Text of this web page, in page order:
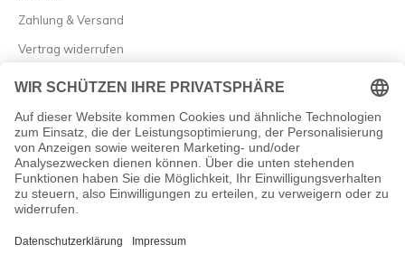
Zahlung & Versand
Vertrag widerrufen
Allgemein 
Newsletter
Abonnieren Sie unseren Newsletter und erfahren Sie als Erster